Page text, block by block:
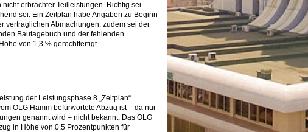
erbrachter Teilleistungen. Richtig sei
sei: Ein Zeitplan habe Angaben zu Beginn
vertraglichen Abmachungen; zudem sei der
Bautagebuch und der fehlenden
von 1,3 % gerechtfertigt.
der Leistungsphase 8 „Zeitplan“
OLG Hamm befürwortete Abzug ist – da nur
genannt wird – nicht bekannt. Das OLG
in Höhe von 0,5 Prozentpunkten für